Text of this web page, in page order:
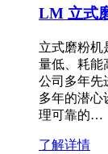
LM 立式
立式磨粉机
量低、耗能
公司多年先
多年的潜心
理可靠的…
了解详情